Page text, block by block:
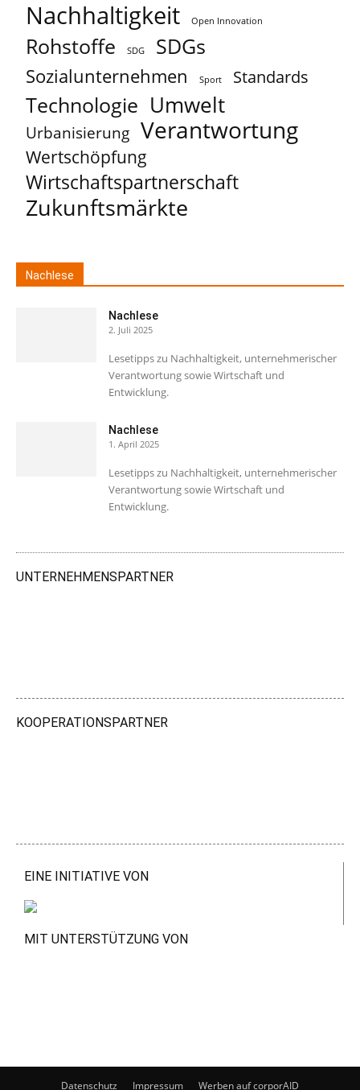
Nachhaltigkeit Open Innovation
Rohstoffe SDG SDGs
Sozialunternehmen Sport Standards
Technologie Umwelt
Urbanisierung Verantwortung
Wertschöpfung
Wirtschaftspartnerschaft
Zukunftsmärkte
Nachlese
Nachlese
2. Juli 2025
Lesetipps zu Nachhaltigkeit, unternehmerischer
Verantwortung sowie Wirtschaft und
Entwicklung.
Nachlese
1. April 2025
Lesetipps zu Nachhaltigkeit, unternehmerischer
Verantwortung sowie Wirtschaft und
Entwicklung.
UNTERNEHMENSPARTNER
KOOPERATIONSPARTNER
EINE INITIATIVE VON
MIT UNTERSTÜTZUNG VON
Datenschutz Impressum Werben auf corporAID